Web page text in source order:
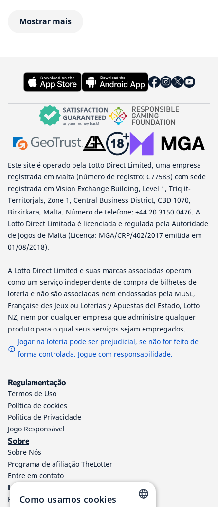
Mostrar mais
Este site é operado pela Lotto Direct Limited, uma empresa
registrada em Malta (número de registro: C77583) com sede
registrada em Vision Exchange Building, Level 1, Triq it-
Territorjals, Zone 1, Central Business District, CBD 1070,
Birkirkara, Malta. Número de telefone: +44 20 3150 0476. A
Lotto Direct Limitada é licenciada e regulada pela Autoridade
de Jogos de Malta (Licença: MGA/CRP/402/2017 emitida em
01/08/2018).
A Lotto Direct Limited e suas marcas associadas operam
como um serviço independente de compra de bilhetes de
loteria e não são associadas nem endossadas pela MUSL,
Française des Jeux ou Loterías y Apuestas del Estado, Lotto
NZ, nem por qualquer empresa que administre qualquer
produto para o qual seus serviços sejam empregados.
Jogar na loteria pode ser prejudicial, se não for feito de
forma controlada. Jogue com responsabilidade.
Regulamentação
Termos de Uso
Política de cookies
Política de Privacidade
Jogo Responsável
Sobre
Sobre Nós
Programa de afiliação TheLotter
Entre em contato
Informações
Resultados de Loteria
Como usamos cookies